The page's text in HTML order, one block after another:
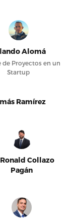
Alomá
de Proyectos en un
Startup
Ramírez
Collazo
Pagán